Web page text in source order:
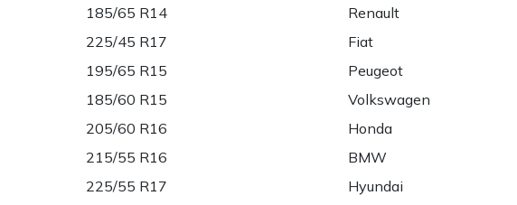
185/65 R14
225/45 R17
195/65 R15
185/60 R15
205/60 R16
215/55 R16
225/55 R17
Renault
Fiat
Peugeot
Volkswagen
Honda
BMW
Hyundai